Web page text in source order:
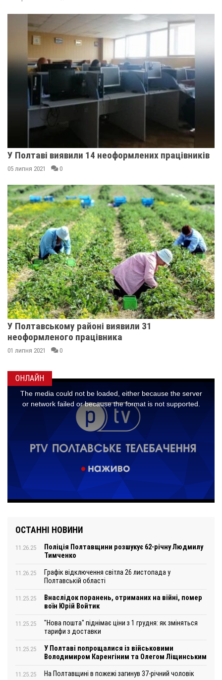
ОНЛАЙН
ОСТАННІ НОВИНИ
11.26.25
Поліція Полтавщини розшукує 62-річну Людмилу
Тимченко
11.26.25
Графік відключення світла 26 листопада у
Полтавській області
11.25.25
Внаслідок поранень, отриманих на війні, помер
воїн Юрій Войтик
11.25.25
"Нова пошта" піднімає ціни з 1 грудня: як зміняться
тарифи з доставки
11.25.25
У Полтаві попрощалися із військовими
Володимиром Каренгіним та Олегом Ліщинським
11.25.25 На Полтавщині в пожежі загинув 37-річний чоловік
У Полтаві виявили 14 неоформлених працівників
05 липня 2021 0
У Полтавському районі виявили 31
неоформленого працівника
01 липня 2021 0